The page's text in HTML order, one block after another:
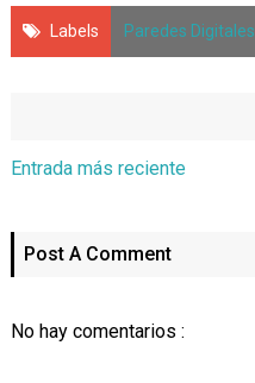
Labels Paredes Digitales
Entrada más reciente
Post A Comment
No hay comentarios :